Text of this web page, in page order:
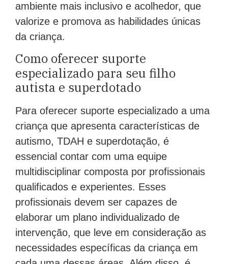
ambiente mais inclusivo e acolhedor, que
valorize e promova as habilidades únicas
da criança.
Como oferecer suporte
especializado para seu filho
autista e superdotado
Para oferecer suporte especializado a uma
criança que apresenta características de
autismo, TDAH e superdotação, é
essencial contar com uma equipe
multidisciplinar composta por profissionais
qualificados e experientes. Esses
profissionais devem ser capazes de
elaborar um plano individualizado de
intervenção, que leve em consideração as
necessidades específicas da criança em